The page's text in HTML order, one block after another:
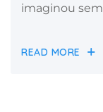
imaginou sem
READ MORE